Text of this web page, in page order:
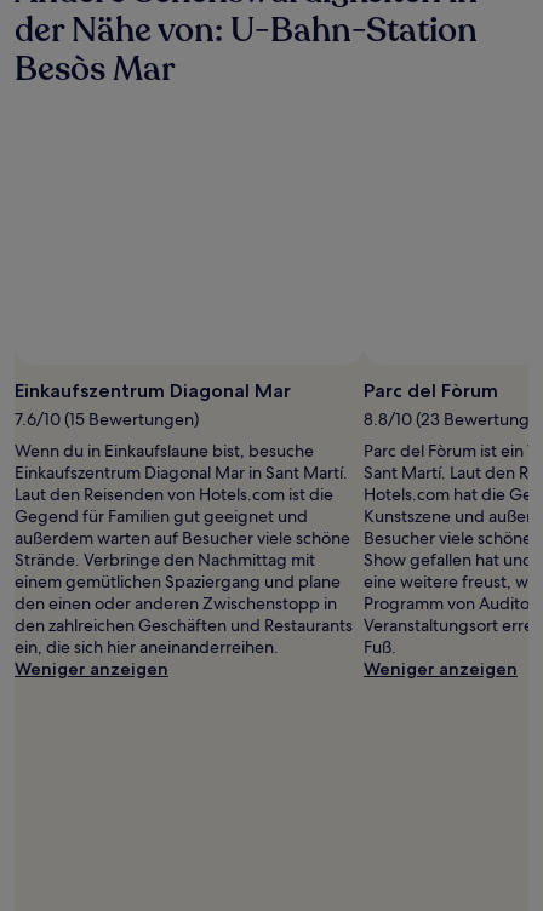
der Nähe von: U-Bahn-Station
Besòs Mar
Einkaufszentrum Diagonal Mar
7.6/10 (15 Bewertungen)
Wenn du in Einkaufslaune bist, besuche
Einkaufszentrum Diagonal Mar in Sant Martí.
Laut den Reisenden von Hotels.com ist die
Gegend für Familien gut geeignet und
außerdem warten auf Besucher viele schöne
Strände. Verbringe den Nachmittag mit
einem gemütlichen Spaziergang und plane
den einen oder anderen Zwischenstopp in
den zahlreichen Geschäften und Restaurants
ein, die sich hier aneinanderreihen.
Weniger anzeigen
Parc del Fòrum
8.8/10 (23
Parc del Fòrum ist ein
Sant Martí. Laut den
Hotels.com hat die
Kunstszene und
Besucher viele schöne
Show gefallen hat und
eine weitere freust,
Programm von Auditori
Veranstaltungsort
Fuß.
Weniger anzeigen